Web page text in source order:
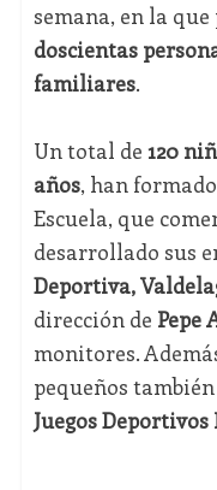
semana, en la
doscientas
familiares.
Un total de 120
años, han
Escuela, que
desarrollado sus
Deportiva,
dirección de Pepe
monitores.
pequeños
Juegos